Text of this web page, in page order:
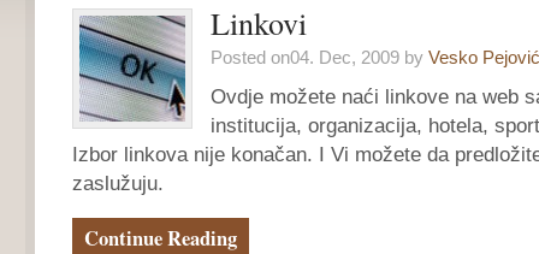
Linkovi
Posted on04. Dec, 2009 by Vesko Pejović
Ovdje možete naći linkove na web
institucija, organizacija, hotela,
Izbor linkova nije konačan. I Vi možete da
zaslužuju.
Continue Reading